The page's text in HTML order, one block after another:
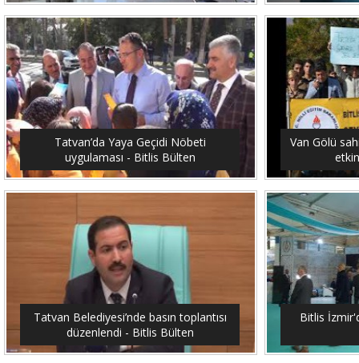
Tatvan’da Yaya Geçidi Nöbeti
uygulaması - Bitlis Bülten
Van Gölü
Tatvan Belediyesi’nde basın toplantısı
düzenlendi - Bitlis Bülten
Bitlis